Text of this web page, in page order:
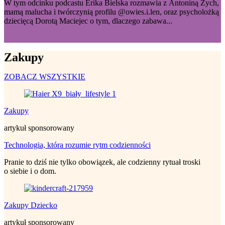
W tym odcinku podcastu Erika Bielska rozmawia z Antoniną Zych,
mamą malucha i twórczynią profilu @owies.i.len, oraz psycholożką
dziecięcą Dorotą Maciejec o tym, dlaczego zabawa...
Zakupy
ZOBACZ WSZYSTKIE
Zakupy
artykuł sponsorowany
Technologia, która rozumie rytm codzienności
Pranie to dziś nie tylko obowiązek, ale codzienny rytuał troski
o siebie i o dom.
Zakupy Dziecko
artykuł sponsorowany